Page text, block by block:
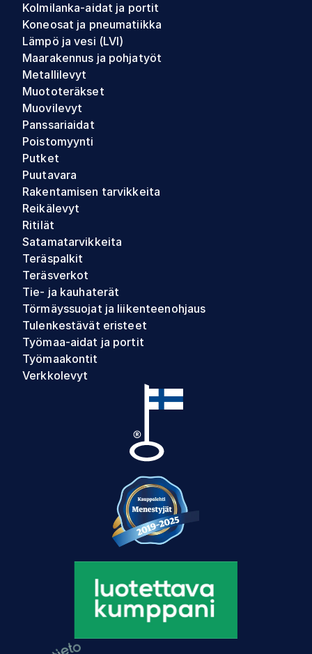
Kolmilanka-aidat ja portit
Koneosat ja pneumatiikka
Lämpö ja vesi (LVI)
Maarakennus ja pohjatyöt
Metallilevyt
Muototeräkset
Muovilevyt
Panssariaidat
Poistomyynti
Putket
Puutavara
Rakentamisen tarvikkeita
Reikälevyt
Ritilät
Satamatarvikkeita
Teräspalkit
Teräsverkot
Tie- ja kauhaterät
Törmäyssuojat ja liikenteenohjaus
Tulenkestävät eristeet
Työmaa-aidat ja portit
Työmaakontit
Verkkolevyt